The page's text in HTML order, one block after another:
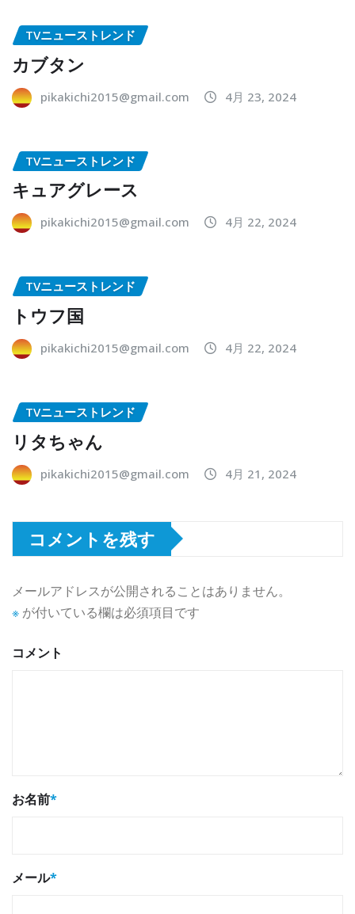
TVニューストレンド
カブタン
pikakichi2015@gmail.com 4月 23, 2024
TVニューストレンド
キュアグレース
pikakichi2015@gmail.com 4月 22, 2024
TVニューストレンド
トウフ国
pikakichi2015@gmail.com 4月 22, 2024
TVニューストレンド
リタちゃん
pikakichi2015@gmail.com 4月 21, 2024
コメントを残す
メールアドレスが公開されることはありません。
※ が付いている欄は必須項目です
コメント
お名前*
メール*